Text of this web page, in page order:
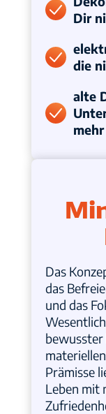
Dir
die
alte
Das
das
und das
bewusster
Prämisse
Leben mit